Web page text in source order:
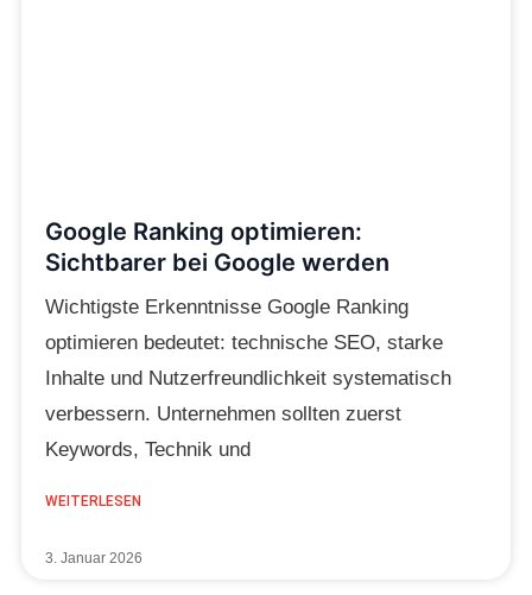
Google Ranking optimieren:
Sichtbarer bei Google werden
Wichtigste Erkenntnisse Google Ranking
optimieren bedeutet: technische SEO, starke
Inhalte und Nutzerfreundlichkeit systematisch
verbessern. Unternehmen sollten zuerst
Keywords, Technik und
WEITERLESEN
3. Januar 2026